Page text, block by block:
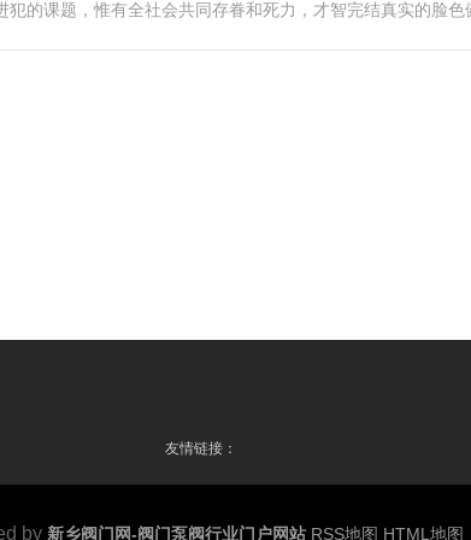
的课题，惟有全社会共同存眷和死力，才智完结真实的脸色
友情链接：
by 新乡阀门网-阀门泵阀行业门户网站 RSS地图 HTML地图